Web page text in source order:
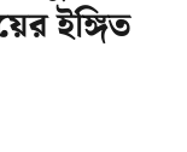
ইঙ্গিত